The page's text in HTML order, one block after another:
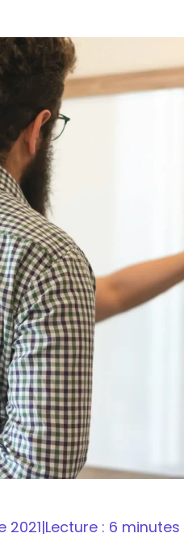
2021|Lecture : 6 minutes